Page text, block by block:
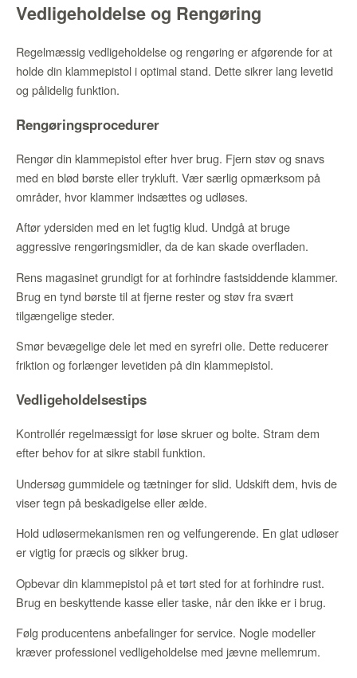
Vedligeholdelse og Rengøring
Regelmæssig vedligeholdelse og rengøring er afgørende for at
holde din klammepistol i optimal stand. Dette sikrer lang levetid
og pålidelig funktion.
Rengøringsprocedurer
Rengør din klammepistol efter hver brug. Fjern støv og snavs
med en blød børste eller trykluft. Vær særlig opmærksom på
områder, hvor klammer indsættes og udløses.
Aftør ydersiden med en let fugtig klud. Undgå at bruge
aggressive rengøringsmidler, da de kan skade overfladen.
Rens magasinet grundigt for at forhindre fastsiddende klammer.
Brug en tynd børste til at fjerne rester og støv fra svært
tilgængelige steder.
Smør bevægelige dele let med en syrefri olie. Dette reducerer
friktion og forlænger levetiden på din klammepistol.
Vedligeholdelsestips
Kontrollér regelmæssigt for løse skruer og bolte. Stram dem
efter behov for at sikre stabil funktion.
Undersøg gummidele og tætninger for slid. Udskift dem, hvis de
viser tegn på beskadigelse eller ælde.
Hold udløsermekanismen ren og velfungerende. En glat udløser
er vigtig for præcis og sikker brug.
Opbevar din klammepistol på et tørt sted for at forhindre rust.
Brug en beskyttende kasse eller taske, når den ikke er i brug.
Følg producentens anbefalinger for service. Nogle modeller
kræver professionel vedligeholdelse med jævne mellemrum.